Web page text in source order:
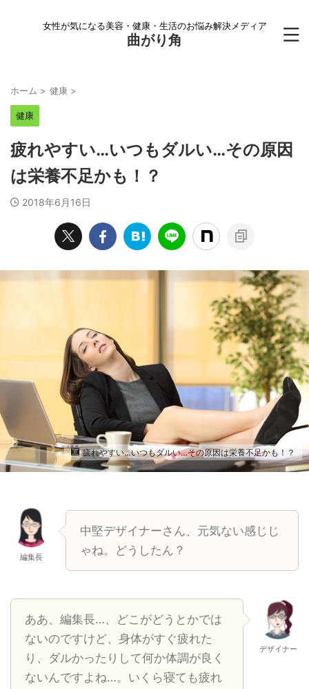
女性が気になる美容・健康・生活のお悩み解決メディア
曲がり角
ホーム > 健康 >
健康
疲れやすい…いつもダルい…その原因
は栄養不足かも！？
2018年6月16日
疲れやすい…いつもダルい…その原因は栄養不足かも！？
編集長
中堅デザイナーさん、元気ない感じじ
ゃね。どうしたん？
ああ、編集長…、どこがどうとかでは
ないのですけど、身体がすぐ疲れた
り、ダルかったりして何か体調が良く
ないんですよね…。いくら寝ても疲れ
デザイナー